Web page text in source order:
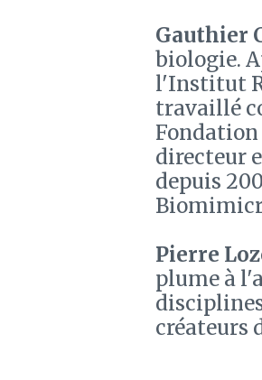
Gauthier
biologie.
l'Institut
travaillé
directeur
depuis
Pierre
plume à
créateurs